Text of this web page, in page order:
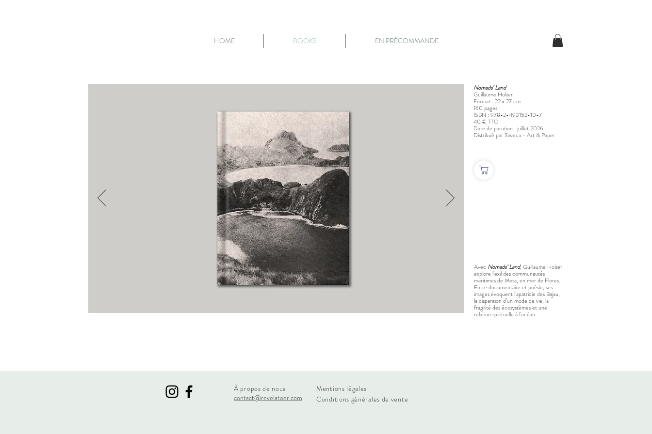
HOME BOOKS EN PRÉCOMMANDE
Nomads’ Land
Guillaume Holzer
Format : 22 x 27 cm
160 pages
ISBN : 978-2-493152-10-7
40 € TTC
Date de parution : juillet 2026
Distribué par Saveca - Art & Paper
Avec Nomads’ Land, Guillaume Holzer
explore l’exil des communautés
maritimes de Mesa, en mer de Flores.
Entre documentaire et poésie, ses
images évoquent l’apatridie des Bajau,
la disparition d’un mode de vie, la
fragilité des écosystèmes et une
relation spirituelle à l’océan.
À propos de nous
contact@revelatoer.com
Mentions légales
Conditions générales de vente